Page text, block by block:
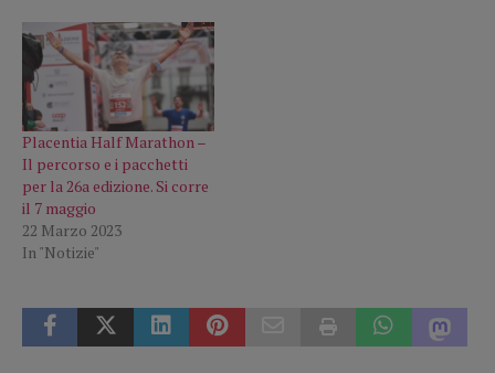
Placentia Half Marathon –
Il percorso e i pacchetti
per la 26a edizione. Si corre
il 7 maggio
22 Marzo 2023
In "Notizie"